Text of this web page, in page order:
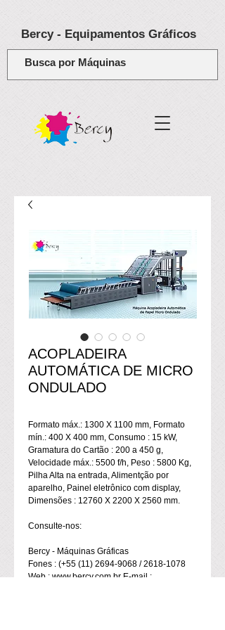
Bercy - Equipamentos Gráficos
ACOPLADEIRA
AUTOMÁTICA DE MICRO
ONDULADO
Formato máx.: 1300 X 1100 mm, Formato
mín.: 400 X 400 mm, Consumo : 15 kW,
Gramatura do Cartão : 200 a 450 g,
Velocidade máx.: 5500 f/h, Peso : 5800 Kg,
Pilha Alta na entrada, Alimentção por
aparelho, Painel eletrônico com display,
Dimensões : 12760 X 2200 X 2560 mm.
Consulte-nos:
Bercy - Máquinas Gráficas
Fones : (+55 (11) 2694-9068 / 2618-1078
Web : www.bercy.com.br E-mail :